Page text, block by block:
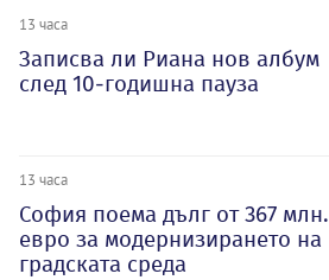
13 часа
Записва ли Риана нов албум
след 10-годишна пауза
13 часа
София поема дълг от 367 млн.
евро за модернизирането на
градската среда